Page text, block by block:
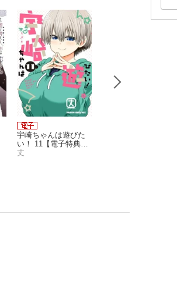
宇崎ちゃんは遊びた
い！ 11【電子特典付
き】
丈